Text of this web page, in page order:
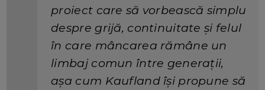
proiect care să vorbească simplu
despre grijă, continuitate și felul
în care mâncarea rămâne un
limbaj comun între generații,
așa cum Kaufland își propune să